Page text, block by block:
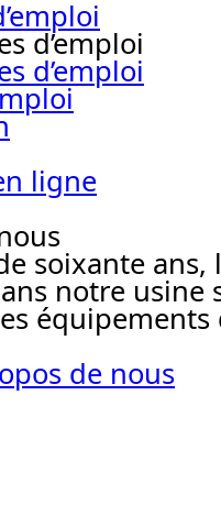
d’emploi
d’emploi
ligne
soixante
notre usine
de nous